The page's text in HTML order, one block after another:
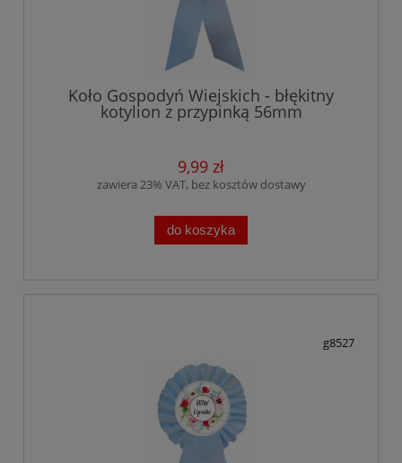
Koło Gospodyń Wiejskich - błękitny
kotylion z przypinką 56mm
9,99 zł
zawiera 23% VAT, bez kosztów dostawy
do koszyka
g8527